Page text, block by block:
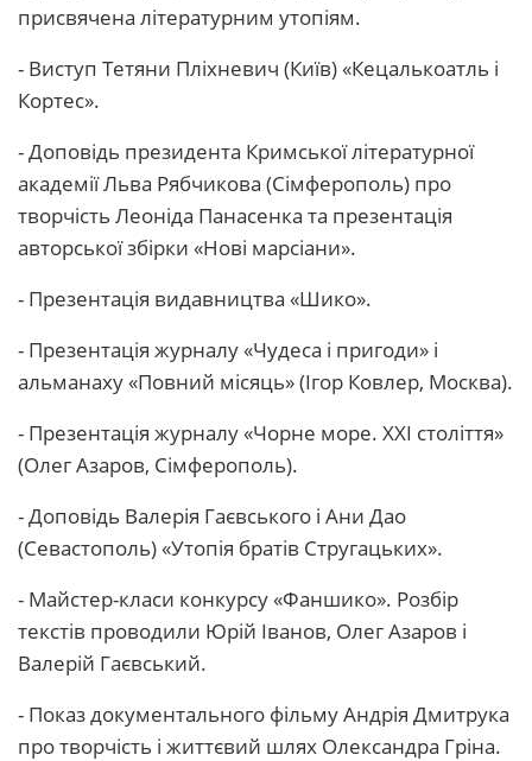
присвячена літературним утопіям.
- Виступ Тетяни Пліхневич (Київ) «Кецалькоатль і
Кортес».
- Доповідь президента Кримської літературної
академії Льва Рябчикова (Сімферополь) про
творчість Леоніда Панасенка та презентація
авторської збірки «Нові марсіани».
- Презентація видавництва «Шико».
- Презентація журналу «Чудеса і пригоди» і
альманаху «Повний місяць» (Ігор Ковлер, Москва).
- Презентація журналу «Чорне море. XXI століття»
(Олег Азаров, Сімферополь).
- Доповідь Валерія Гаєвського і Ани Дао
(Севастополь) «Утопія братів Стругацьких».
- Майстер-класи конкурсу «Фаншико». Розбір
текстів проводили Юрій Іванов, Олег Азаров і
Валерій Гаєвський.
- Показ документального фільму Андрія Дмитрука
про творчість і життєвий шлях Олександра Гріна.